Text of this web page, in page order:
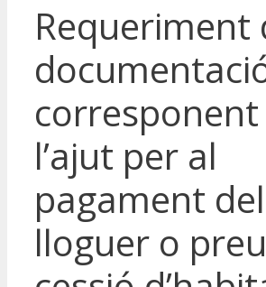
Requeriment
corresponent
l’ajut per al
pagament del
lloguer o